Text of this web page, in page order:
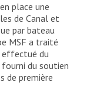
place une
de Canal et
par bateau
MSF a traité
effectué du
du soutien
de première
ans,
chirurgicale
des
la vie
de
dans